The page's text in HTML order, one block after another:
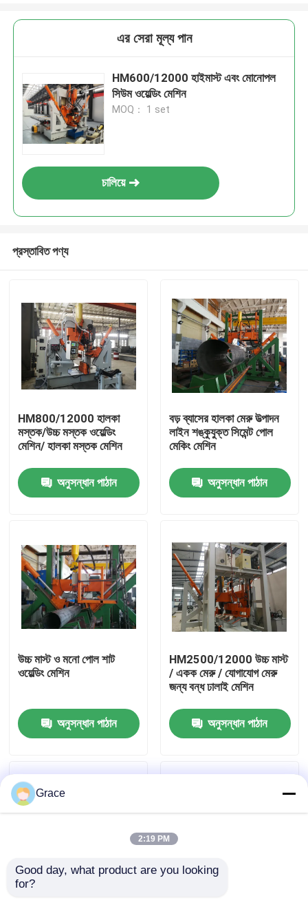
পণ্য
আমাদের সম্পর্কে
আমাদের সাথে যোগাযোগ করুন
খবর
মামলা
এর সেরা মূল্য পান
HM600/12000 হাইমাস্ট এবং মোনোপল
সিউম ওয়েল্ডিং মেশিন
MOQ： 1 set
চালিয়ে
প্রস্তাবিত পণ্য
HM800/12000 হালকা
মস্তক/উচ্চ মস্তক ওয়েল্ডিং
মেশিন/ হালকা মস্তক মেশিন
অনুসন্ধান পাঠান
বড় ব্যাসের হালকা মেরু উত্পাদন
লাইন শঙ্কুযুক্ত সিমেন্ট পোল
মেকিং মেশিন
অনুসন্ধান পাঠান
উচ্চ মাস্ট ও মনো পোল শাট
ওয়েল্ডিং মেশিন
অনুসন্ধান পাঠান
HM2500/12000 উচ্চ মাস্ট
/ একক মেরু / যোগাযোগ মেরু
জন্য বন্ধ ঢালাই মেশিন
অনুসন্ধান পাঠান
Grace
2:19 PM
Good day, what product are you looking
for?